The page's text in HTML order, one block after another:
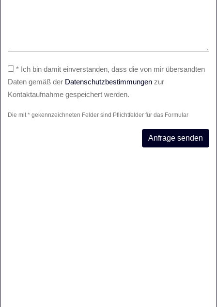
* Ich bin damit einverstanden, dass die von mir übersandten
Daten gemäß der Datenschutzbestimmungen zur
Kontaktaufnahme gespeichert werden.
Die mit * gekennzeichneten Felder sind Pflichtfelder für das Formular
Anfrage senden